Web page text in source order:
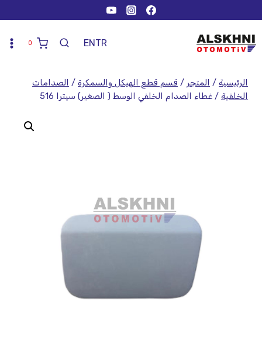
TR
EN
0
الرئيسية / المتجر / قسم قطع الهيكل والسمكرة / الصدامات
الخلفية / غطاء الصدام الخلفي الوسط ( الصغير) سيترا 516